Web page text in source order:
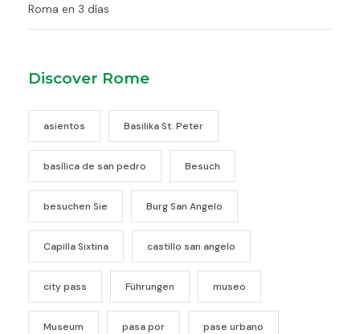
Roma en 3 días
Discover Rome
asientos Basilika St. Peter
basílica de san pedro Besuch
besuchen Sie Burg San Angelo
Capilla Sixtina castillo san angelo
city pass Führungen museo
Museum pasa por pase urbano